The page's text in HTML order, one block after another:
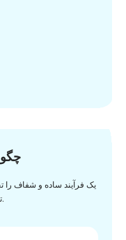
یک فرآیند ساده و شفاف را
تخلیه با یک روند آسان و روان موفقیت آمیز کنید.